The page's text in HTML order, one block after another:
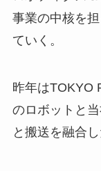
事業の中核を
ていく。
昨年はTOKYO
のロボットと
と搬送を融合